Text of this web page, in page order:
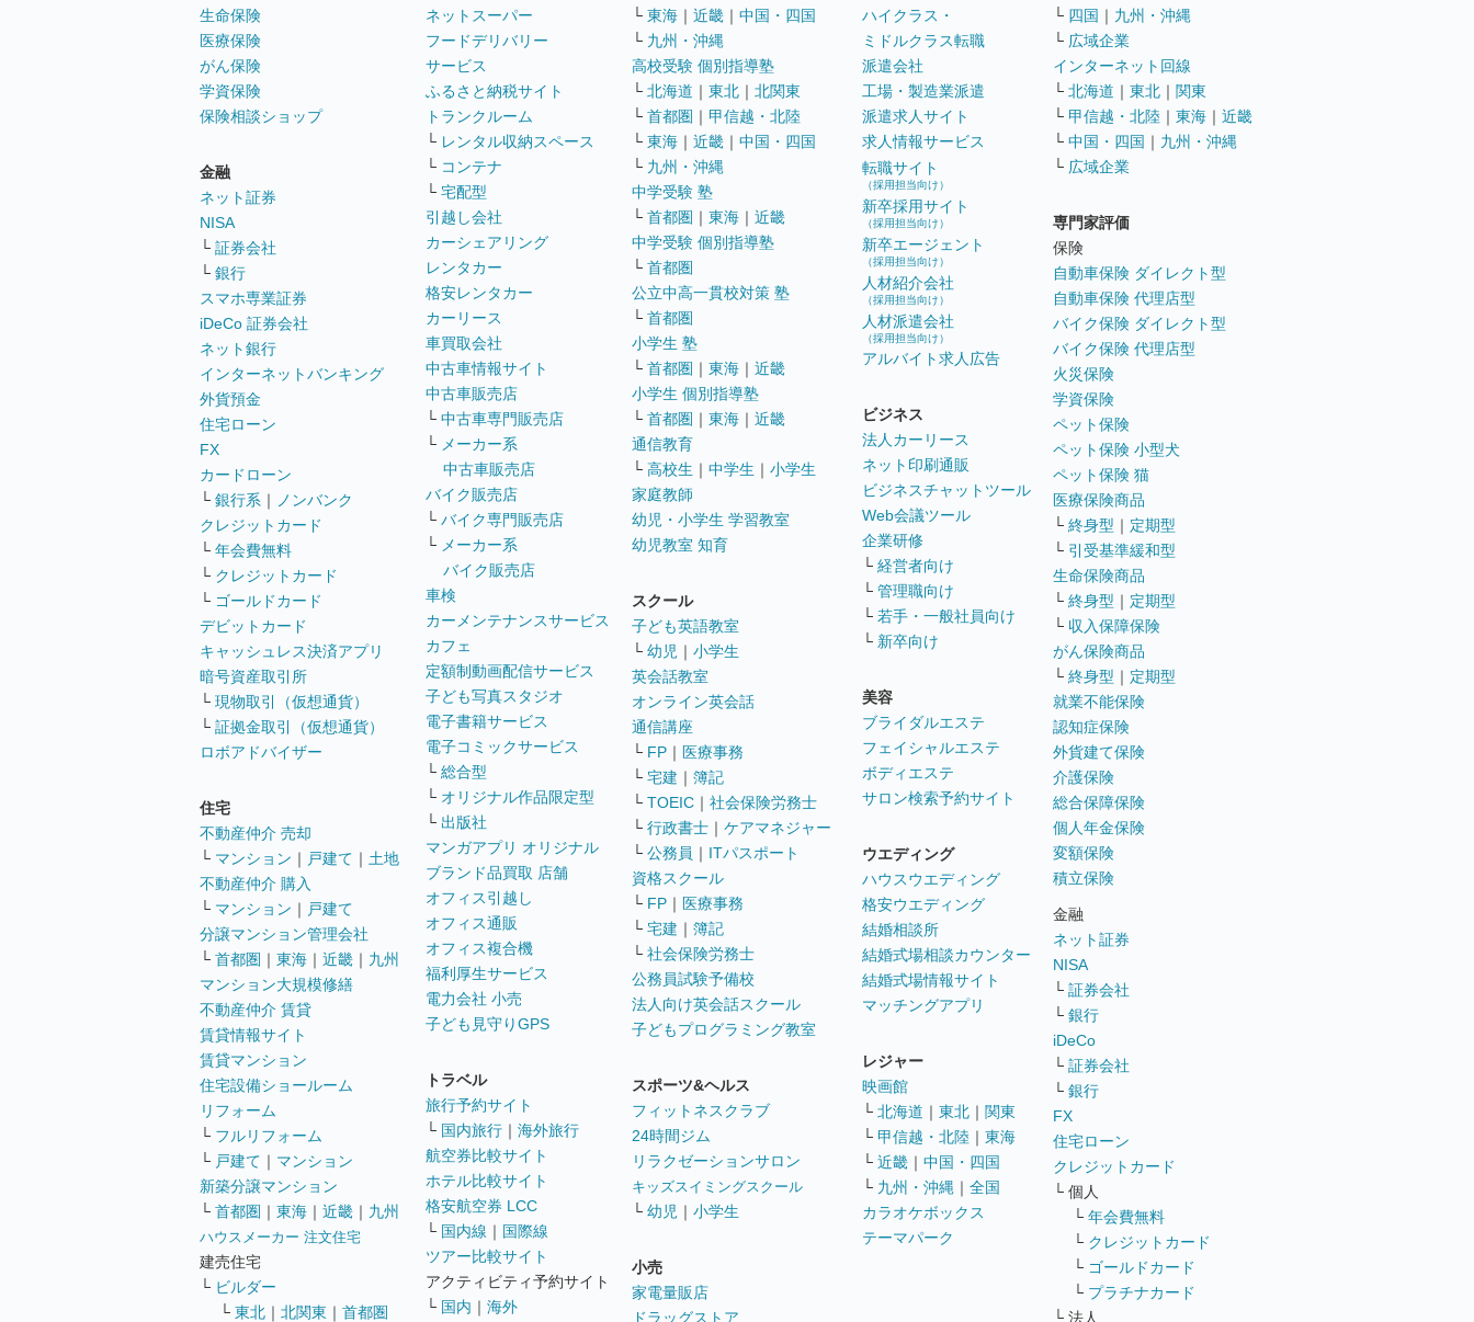
生命保険
医療保険
がん保険
学資保険
保険相談ショップ
金融
ネット証券
NISA
└ 証券会社
└ 銀行
スマホ専業証券
iDeCo 証券会社
ネット銀行
インターネットバンキング
外貨預金
住宅ローン
FX
カードローン
└ 銀行系 ｜
ノンバンク
クレジットカード
└ 年会費無料
└ クレジットカード
└ ゴールドカード
デビットカード
キャッシュレス決済アプリ
暗号資産取引所
└ 現物取引（仮想通貨）
└ 証拠金取引（仮想通貨）
ロボアドバイザー
住宅
不動産仲介 売却
└ マンション ｜ 戸建て ｜ 土地
不動産仲介 購入
└ マンション ｜ 戸建て
分譲マンション管理会社
└ 首都圏 ｜ 東海 ｜ 近畿 ｜ 九州
マンション大規模修繕
不動産仲介 賃貸
賃貸情報サイト
賃貸マンション
住宅設備ショールーム
リフォーム
└ フルリフォーム
└ 戸建て ｜ マンション
新築分譲マンション
└ 首都圏 ｜ 東海 ｜ 近畿 ｜ 九州
ハウスメーカー 注文住宅
建売住宅
└ ビルダー
└ 東北 ｜ 北関東 ｜ 首都圏
ネットスーパー
フードデリバリー
サービス
ふるさと納税サイト
トランクルーム
└ レンタル収納スペース
└ コンテナ
└ 宅配型
引越し会社
カーシェアリング
レンタカー
格安レンタカー
カーリース
車買取会社
中古車情報サイト
中古車販売店
└ 中古車専門販売店
└ メーカー系
中古車販売店
バイク販売店
└ バイク専門販売店
└ メーカー系
バイク販売店
車検
カーメンテナンスサービス
カフェ
定額制動画配信サービス
子ども写真スタジオ
電子書籍サービス
電子コミックサービス
└ 総合型
└ オリジナル作品限定型
└ 出版社
マンガアプリ オリジナル
ブランド品買取 店舗
オフィス引越し
オフィス通販
オフィス複合機
福利厚生サービス
電力会社 小売
子ども見守りGPS
トラベル
旅行予約サイト
└ 国内旅行 ｜ 海外旅行
航空券比較サイト
ホテル比較サイト
格安航空券 LCC
└ 国内線 ｜ 国際線
ツアー比較サイト
アクティビティ予約サイト
└ 国内 ｜ 海外
└ 東海 ｜ 近畿 ｜ 中国・四国
└ 九州・沖縄
高校受験 個別指導塾
└ 北海道 ｜ 東北 ｜ 北関東
└ 首都圏 ｜ 甲信越・北陸
└ 東海 ｜ 近畿 ｜ 中国・四国
└ 九州・沖縄
中学受験 塾
└ 首都圏 ｜ 東海 ｜ 近畿
中学受験 個別指導塾
└ 首都圏
公立中高一貫校対策 塾
└ 首都圏
小学生 塾
└ 首都圏 ｜ 東海 ｜ 近畿
小学生 個別指導塾
└ 首都圏 ｜ 東海 ｜ 近畿
通信教育
└ 高校生 ｜ 中学生 ｜ 小学生
家庭教師
幼児・小学生 学習教室
幼児教室 知育
スクール
子ども英語教室
└ 幼児 ｜ 小学生
英会話教室
オンライン英会話
通信講座
└ FP ｜ 医療事務
└ 宅建 ｜ 簿記
└ TOEIC ｜ 社会保険労務士
└ 行政書士 ｜ ケアマネジャー
└ 公務員 ｜ ITパスポート
資格スクール
└ FP ｜ 医療事務
└ 宅建 ｜ 簿記
└ 社会保険労務士
公務員試験予備校
法人向け英会話スクール
子どもプログラミング教室
スポーツ&ヘルス
フィットネスクラブ
24時間ジム
リラクゼーションサロン
キッズスイミングスクール
└ 幼児 ｜ 小学生
小売
家電量販店
ドラッグストア
ハイクラス・
ミドルクラス転職
派遣会社
工場・製造業派遣
派遣求人サイト
求人情報サービス
転職サイト
（採用担当向け）
新卒採用サイト
（採用担当向け）
新卒エージェント
（採用担当向け）
人材紹介会社
（採用担当向け）
人材派遣会社
（採用担当向け）
アルバイト求人広告
ビジネス
法人カーリース
ネット印刷通販
ビジネスチャットツール
Web会議ツール
企業研修
└ 経営者向け
└ 管理職向け
└ 若手・一般社員向け
└ 新卒向け
美容
ブライダルエステ
フェイシャルエステ
ボディエステ
サロン検索予約サイト
ウエディング
ハウスウエディング
格安ウエディング
結婚相談所
結婚式場相談カウンター
結婚式場情報サイト
マッチングアプリ
レジャー
映画館
└ 北海道 ｜ 東北 ｜ 関東
└ 甲信越・北陸 ｜ 東海
└ 近畿 ｜ 中国・四国
└ 九州・沖縄 ｜ 全国
カラオケボックス
テーマパーク
└ 四国 ｜ 九州・沖縄
└ 広域企業
インターネット回線
└ 北海道 ｜ 東北 ｜ 関東
└ 甲信越・北陸 ｜ 東海 ｜ 近畿
└ 中国・四国 ｜ 九州・沖縄
└ 広域企業
専門家評価
保険
自動車保険 ダイレクト型
自動車保険 代理店型
バイク保険 ダイレクト型
バイク保険 代理店型
火災保険
学資保険
ペット保険
ペット保険 小型犬
ペット保険 猫
医療保険商品
└ 終身型 ｜ 定期型
└ 引受基準緩和型
生命保険商品
└ 終身型 ｜ 定期型
└ 収入保障保険
がん保険商品
└ 終身型 ｜ 定期型
就業不能保険
認知症保険
外貨建て保険
介護保険
総合保障保険
個人年金保険
変額保険
積立保険
金融
ネット証券
NISA
└ 証券会社
└ 銀行
iDeCo
└ 証券会社
└ 銀行
FX
住宅ローン
クレジットカード
└ 個人
└ 年会費無料
└ クレジットカード
└ ゴールドカード
└ プラチナカード
└ 法人